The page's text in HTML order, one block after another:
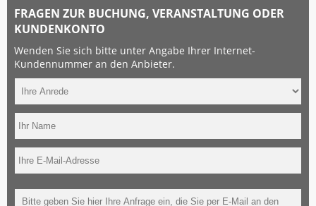
FRAGEN ZUR BUCHUNG, VERANSTALTUNG ODER
KUNDENKONTO
Wenden Sie sich bitte unter Angabe Ihrer Internet-
Kundennummer an den Anbieter.